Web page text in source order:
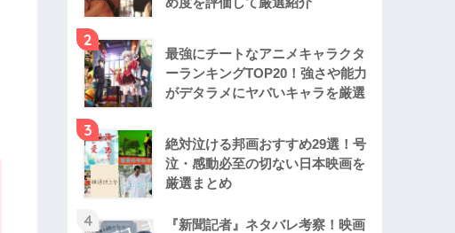
2
最強にチートなアニメキャラクタ
ーランキングTOP20！強さや能力
がデタラメにヤバいキャラを厳選
3
絶対泣ける邦画おすすめ29選！号
泣・感動必至の切ない日本映画を
厳選まとめ
4
『新聞記者』ネタバレ考察！映画